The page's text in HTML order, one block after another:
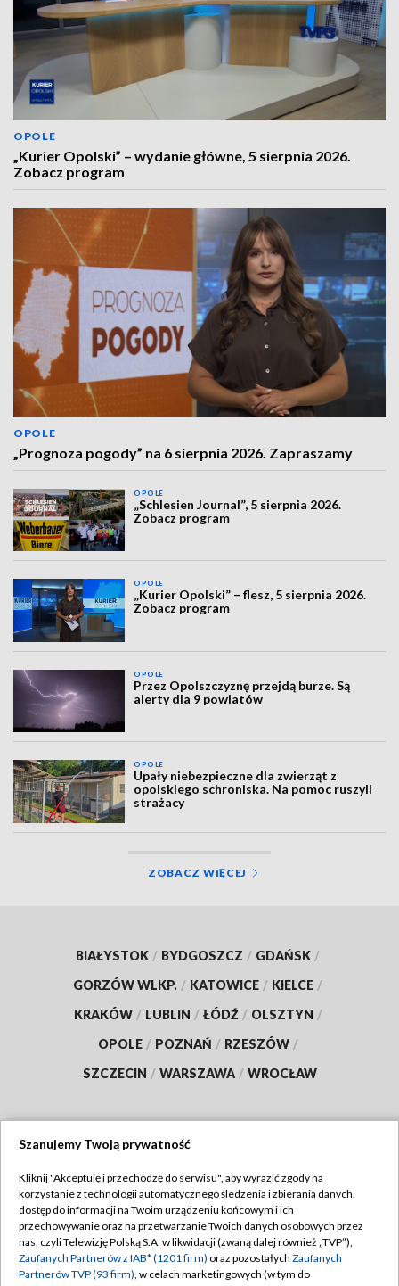
OPOLE
„Kurier Opolski” – wydanie główne, 5 sierpnia 2026.
Zobacz program
OPOLE
„Prognoza pogody” na 6 sierpnia 2026. Zapraszamy
OPOLE
„Schlesien Journal”, 5 sierpnia 2026.
Zobacz program
OPOLE
„Kurier Opolski” – flesz, 5 sierpnia 2026.
Zobacz program
OPOLE
Przez Opolszczyznę przejdą burze. Są
alerty dla 9 powiatów
OPOLE
Upały niebezpieczne dla zwierząt z
opolskiego schroniska. Na pomoc ruszyli
strażacy
ZOBACZ WIĘCEJ
BIAŁYSTOK / BYDGOSZCZ / GDAŃSK /
GORZÓW WLKP. / KATOWICE / KIELCE /
KRAKÓW / LUBLIN / ŁÓDŹ / OLSZTYN /
OPOLE / POZNAŃ / RZESZÓW /
SZCZECIN / WARSZAWA / WROCŁAW
TVP
Abonament TVP
Emisja w TVP
Regulamin TVP
Polityka prywatności
Szanujemy Twoją prywatność
Kliknij "Akceptuję i przechodzę do serwisu", aby wyrazić zgody na
korzystanie z technologii automatycznego śledzenia i zbierania danych,
dostęp do informacji na Twoim urządzeniu końcowym i ich
przechowywanie oraz na przetwarzanie Twoich danych osobowych przez
nas, czyli Telewizję Polską S.A. w likwidacji (zwaną dalej również „TVP”),
Zaufanych Partnerów z IAB* (1201 firm) oraz pozostałych Zaufanych
Partnerów TVP (93 firm), w celach marketingowych (w tym do